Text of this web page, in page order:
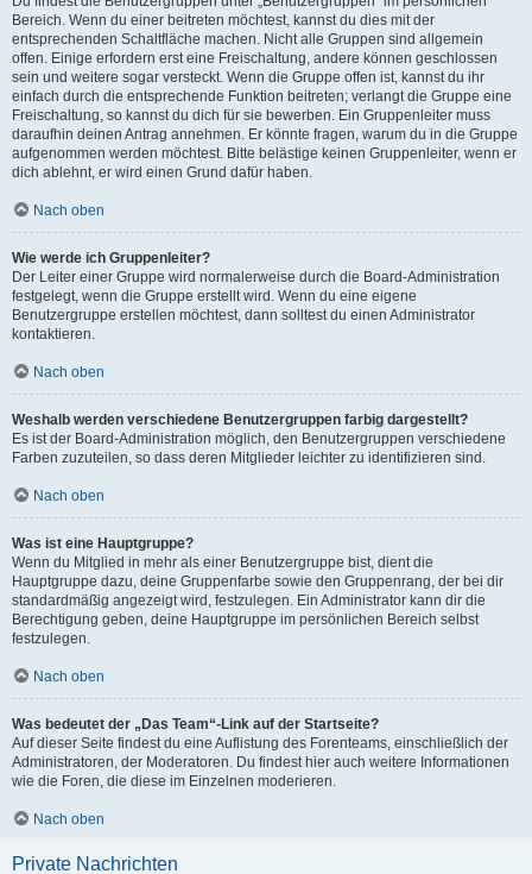
Bereich. Wenn du einer beitreten möchtest, kannst du dies mit der
entsprechenden Schaltfläche machen. Nicht alle Gruppen sind allgemein
offen. Einige erfordern erst eine Freischaltung, andere können geschlossen
sein und weitere sogar versteckt. Wenn die Gruppe offen ist, kannst du ihr
einfach durch die entsprechende Funktion beitreten; verlangt die Gruppe eine
Freischaltung, so kannst du dich für sie bewerben. Ein Gruppenleiter muss
daraufhin deinen Antrag annehmen. Er könnte fragen, warum du in die Gruppe
aufgenommen werden möchtest. Bitte belästige keinen Gruppenleiter, wenn er
dich ablehnt, er wird einen Grund dafür haben.
Nach oben
Wie werde ich Gruppenleiter?
Der Leiter einer Gruppe wird normalerweise durch die Board-Administration
festgelegt, wenn die Gruppe erstellt wird. Wenn du eine eigene
Benutzergruppe erstellen möchtest, dann solltest du einen Administrator
kontaktieren.
Nach oben
Weshalb werden verschiedene Benutzergruppen farbig dargestellt?
Es ist der Board-Administration möglich, den Benutzergruppen verschiedene
Farben zuzuteilen, so dass deren Mitglieder leichter zu identifizieren sind.
Nach oben
Was ist eine Hauptgruppe?
Wenn du Mitglied in mehr als einer Benutzergruppe bist, dient die
Hauptgruppe dazu, deine Gruppenfarbe sowie den Gruppenrang, der bei dir
standardmäßig angezeigt wird, festzulegen. Ein Administrator kann dir die
Berechtigung geben, deine Hauptgruppe im persönlichen Bereich selbst
festzulegen.
Nach oben
Was bedeutet der „Das Team“-Link auf der Startseite?
Auf dieser Seite findest du eine Auflistung des Forenteams, einschließlich der
Administratoren, der Moderatoren. Du findest hier auch weitere Informationen
wie die Foren, die diese im Einzelnen moderieren.
Nach oben
Private Nachrichten